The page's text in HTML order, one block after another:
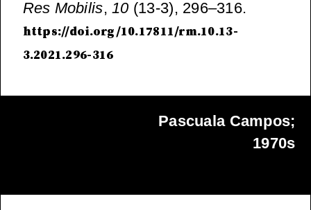
Res Mobilis,10 (13-3), 296–316.
https://doi.org/10.17811/rm.10.13-
3.2021.296-316
Pascuala Campos;
1970s